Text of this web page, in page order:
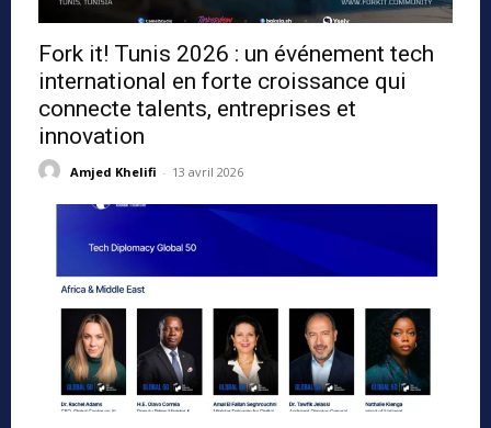
Fork it! Tunis 2026 : un événement tech
international en forte croissance qui
connecte talents, entreprises et
innovation
Amjed Khelifi - 13 avril 2026